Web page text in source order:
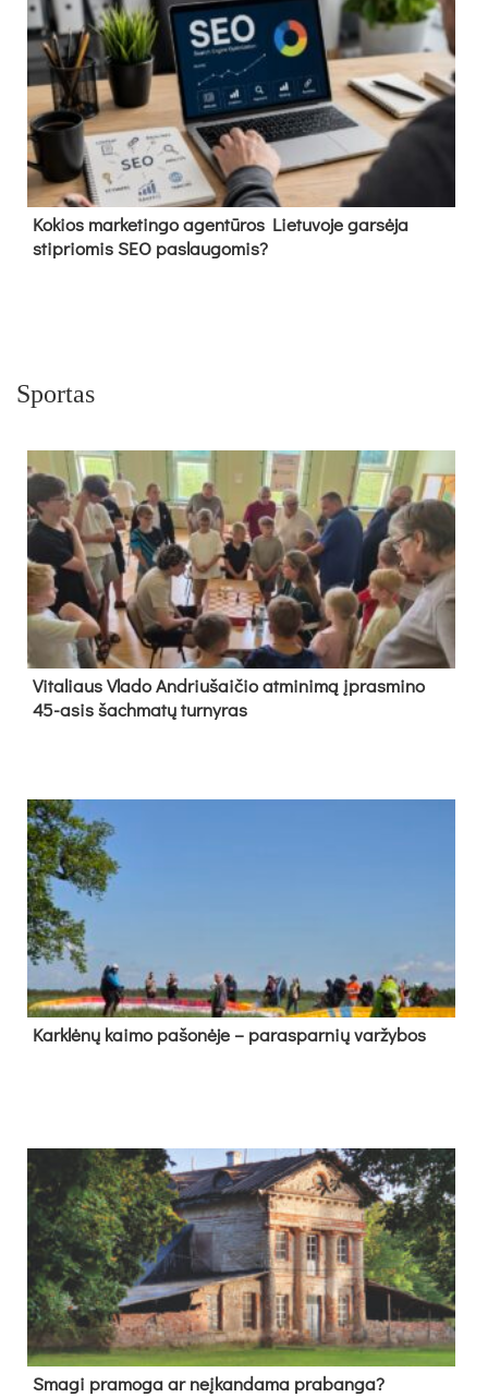
Kokios marketingo agentūros Lietuvoje garsėja
stipriomis SEO paslaugomis?
Sportas
Vi­ta­liaus Vla­do And­riu­šai­čio at­mi­ni­mą įpras­mi­no
45-asis šach­ma­tų tur­ny­ras
Kark­lė­nų kai­mo pa­šo­nė­je – pa­ras­par­nių var­žy­bos
Sma­gi pra­mo­ga ar neį­kan­da­ma pra­ban­ga?